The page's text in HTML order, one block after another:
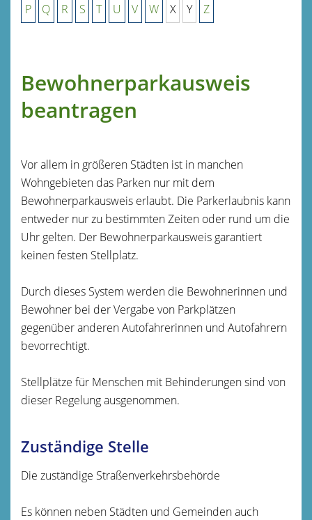
P Q R S T U V W X Y Z
Bewohnerparkausweis
beantragen
Vor allem in größeren Städten ist in manchen
Wohngebieten das Parken nur mit dem
Bewohnerparkausweis erlaubt. Die Parkerlaubnis kann
entweder nur zu bestimmten Zeiten oder rund um die
Uhr gelten. Der Bewohnerparkausweis garantiert
keinen festen Stellplatz.
Durch dieses System werden die Bewohnerinnen und
Bewohner bei der Vergabe von Parkplätzen
gegenüber anderen Autofahrerinnen und Autofahrern
bevorrechtigt.
Stellplätze für Menschen mit Behinderungen sind von
dieser Regelung ausgenommen.
Zuständige Stelle
Die zuständige Straßenverkehrsbehörde
Es können neben Städten und Gemeinden auch